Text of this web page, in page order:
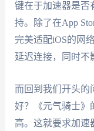
键在于加速器是否
持。除了在App
完美适配iOS的网
延迟连接，同时不
而回到我们开头的
好？《元气骑士》
高。这就要求加速